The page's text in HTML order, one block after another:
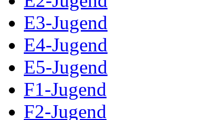
E3-Jugend
E4-Jugend
E5-Jugend
F1-Jugend
F2-Jugend